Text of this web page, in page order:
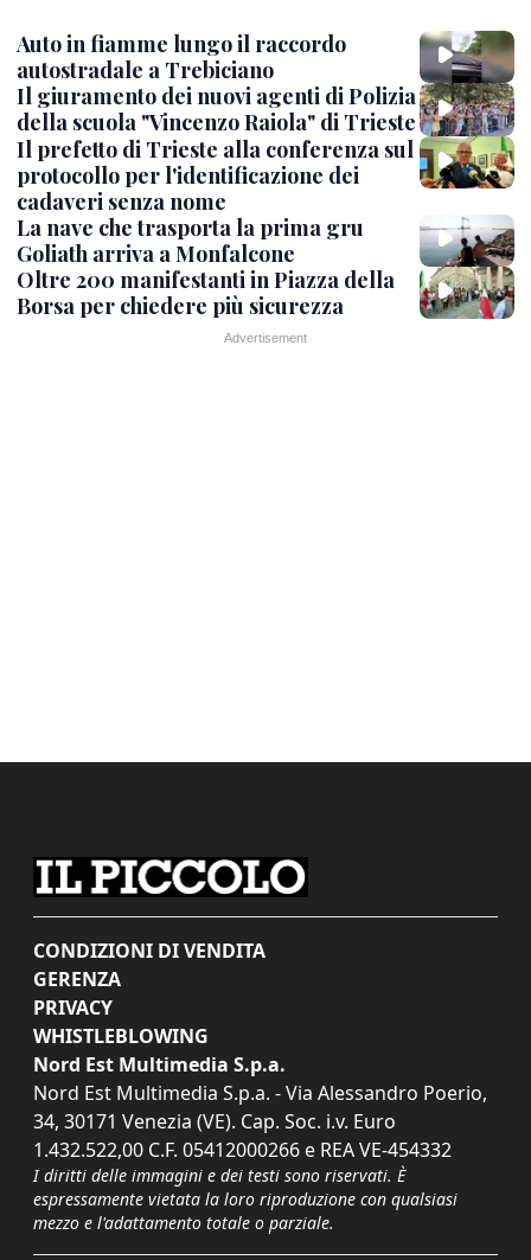
Auto in fiamme lungo il raccordo
autostradale a Trebiciano
Il giuramento dei nuovi agenti di Polizia
della scuola "Vincenzo Raiola" di Trieste
Il prefetto di Trieste alla conferenza sul
protocollo per l'identificazione dei
cadaveri senza nome
La nave che trasporta la prima gru
Goliath arriva a Monfalcone
Oltre 200 manifestanti in Piazza della
Borsa per chiedere più sicurezza
CONDIZIONI DI VENDITA
GERENZA
PRIVACY
WHISTLEBLOWING
Nord Est Multimedia S.p.a.
Nord Est Multimedia S.p.a. - Via Alessandro Poerio,
34, 30171 Venezia (VE). Cap. Soc. i.v. Euro
1.432.522,00 C.F. 05412000266 e REA VE-454332
I diritti delle immagini e dei testi sono riservati. È
espressamente vietata la loro riproduzione con qualsiasi
mezzo e l'adattamento totale o parziale.